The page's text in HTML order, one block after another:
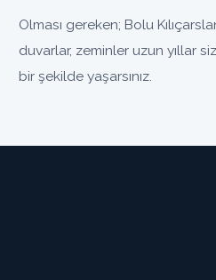
Olması gereken; Bolu
duvarlar, zeminler uzun yıllar
bir şekilde yaşarsınız.